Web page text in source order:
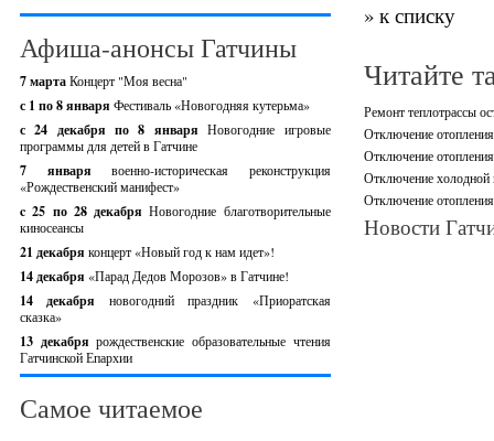
Афиша-анонсы Гатчины
7 мартаКонцерт "Моя весна"
с 1 по 8 января Фестиваль «Новогодняя кутерьма»
с 24 декабря по 8 январяНовогодние игровые
программы для детей в Гатчине
7 январявоенно-историческая реконструкция
«Рождественский манифест»
c 25 по 28 декабряНовогодние благотворительные
киносеансы
21 декабря концерт «Новый год к нам идет»!
14 декабря «Парад Дедов Морозов» в Гатчине!
14 декабря новогодний праздник «Приоратская
сказка»
13 декабрярождественские образовательные чтения
Гатчинской Епархии
Самое читаемое
» к списку
Читайте
Ремонт теплотрассы
Отключение
Отключение
Отключение холодной
Отключение
Новости